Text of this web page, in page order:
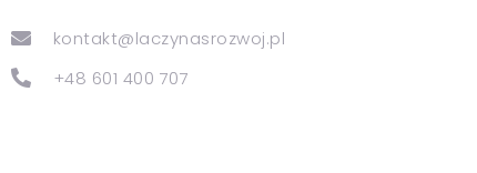
kontakt@laczynasrozwoj.pl
+48 601 400 707